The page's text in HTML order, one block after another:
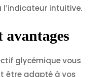
intuitive.
avantages
glycémique vous
être adapté à vos